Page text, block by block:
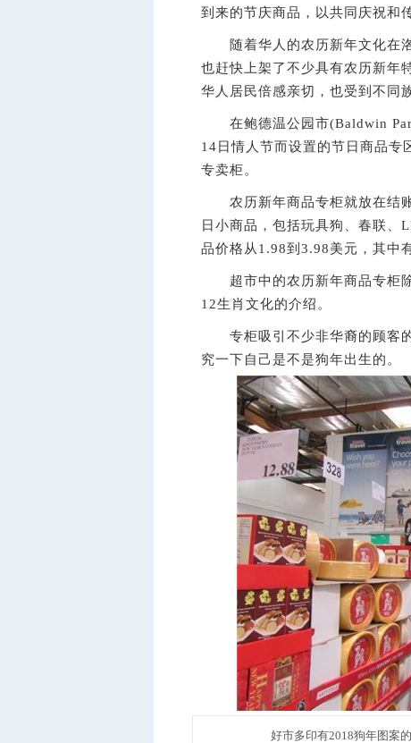
到来的节庆商品，以共同庆祝和
随着华人的农历新年文化在洛
也赶快上架了不少具有农历新年
华人居民倍感亲切，也受到不同
在鲍德温公园市(Baldwin
14日情人节而设置的节日商品专
专卖柜。
农历新年商品专柜就放在结账
日小商品，包括玩具狗、春联、
品价格从1.98到3.98美元，其中
超市中的农历新年商品专柜除
12生肖文化的介绍。
专柜吸引不少非华裔的顾客的
究一下自己是不是狗年出生的。
好市多印有2018狗年图案